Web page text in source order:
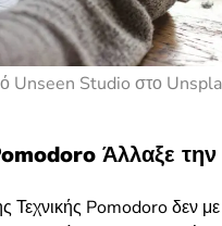
Unseen Studio στο
Άλλαξε
Τεχνικής Pomodoro δεν